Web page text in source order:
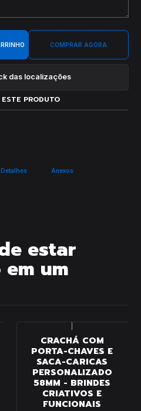
COMPRAR AGORA
das localizações
PRODUTO
Detalhes Anexos
estar
um
CRACHÁ COM
PORTA-CHAVES E
SACA-CARICAS
PERSONALIZADO
58MM - BRINDES
CRIATIVOS E
FUNCIONAIS